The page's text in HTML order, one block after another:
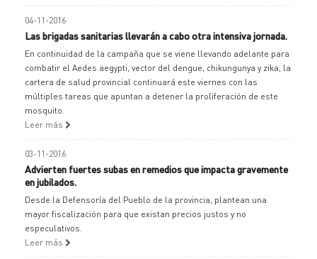
04-11-2016
Las brigadas sanitarias llevarán a cabo otra intensiva jornada.
En continuidad de la campaña que se viene llevando adelante para
combatir el Aedes aegypti, vector del dengue, chikungunya y zika, la
cartera de salud provincial continuará este viernes con las
múltiples tareas que apuntan a detener la proliferación de este
mosquito.
Leer más
03-11-2016
Advierten fuertes subas en remedios que impacta gravemente
en jubilados.
Desde la Defensoría del Pueblo de la provincia, plantean una
mayor fiscalización para que existan precios justos y no
especulativos.
Leer más